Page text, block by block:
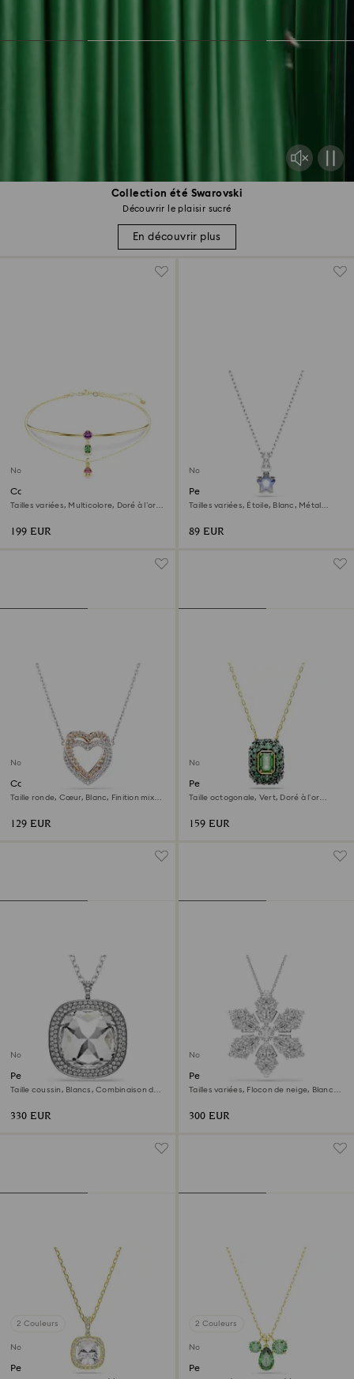
Collection été Swarovski
Découvrir le plaisir sucré
En découvrir plus
Nouveau
Collier multi rangs Imber
Tailles variées, Multicolore, Doré à l’or
199 EUR
Nouveau
Pendentif Chroma
Tailles variées, Étoile, Blanc, Métal
89 EUR
Nouveau
Collier Hyperbola
Taille ronde, Cœur, Blanc, Finition mix
129 EUR
Nouveau
Pendentif Sublima
Taille octogonale, Vert, Doré à l’or
159 EUR
Nouveau
Pendentif et broche Una
Angelic
Taille coussin, Blancs, Combinaison de
330 EUR
Nouveau
Pendentif et broche Idyllia
Tailles variées, Flocon de neige, Blancs,
300 EUR
2 Couleurs
Nouveau
Pendentif Una Angelic
2 Couleurs
Nouveau
Pendentif Mesmera